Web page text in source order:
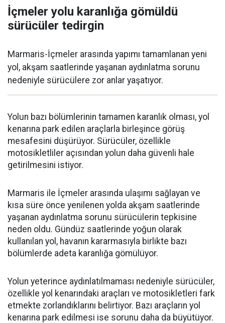
İçmeler yolu karanlığa gömüldü
sürücüler tedirgin
Marmaris-İçmeler arasında yapımı tamamlanan yeni
yol, akşam saatlerinde yaşanan aydınlatma sorunu
nedeniyle sürücülere zor anlar yaşatıyor.
Yolun bazı bölümlerinin tamamen karanlık olması, yol
kenarına park edilen araçlarla birleşince görüş
mesafesini düşürüyor. Sürücüler, özellikle
motosikletliler açısından yolun daha güvenli hale
getirilmesini istiyor.
Marmaris ile İçmeler arasında ulaşımı sağlayan ve
kısa süre önce yenilenen yolda akşam saatlerinde
yaşanan aydınlatma sorunu sürücülerin tepkisine
neden oldu. Gündüz saatlerinde yoğun olarak
kullanılan yol, havanın kararmasıyla birlikte bazı
bölümlerde adeta karanlığa gömülüyor.
Yolun yeterince aydınlatılmaması nedeniyle sürücüler,
özellikle yol kenarındaki araçları ve motosikletleri fark
etmekte zorlandıklarını belirtiyor. Bazı araçların yol
kenarına park edilmesi ise sorunu daha da büyütüyor.